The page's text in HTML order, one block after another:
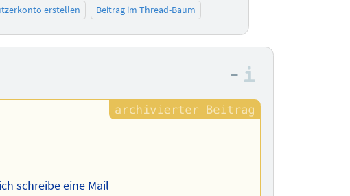
erstellen Beitrag im Thread-Baum
–
schreibe eine Mail